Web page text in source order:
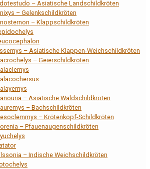
– Asiatische Landschildkröten
– Gelenkschildkröten
– Klappschildkröten
– Asiatische Klappen-Weichschildkröten
– Geierschildkröten
– Asiatische Waldschildkröten
– Bachschildkröten
– Krötenkopf-Schildkröten
– Pfauenaugenschildkröten
– Indische Weichschildkröten